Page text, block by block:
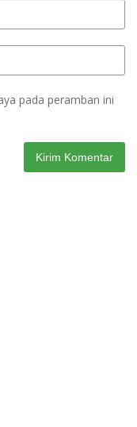
pada peramban ini